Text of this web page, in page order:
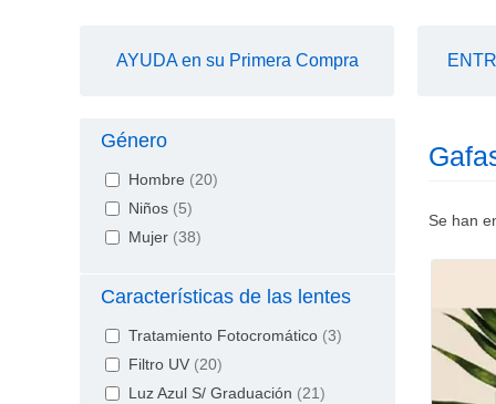
AYUDA en su Primera Compra
Género
Hombre (20)
Niños (5)
Mujer (38)
Características de las lentes
Tratamiento Fotocromático (3)
Filtro UV (20)
Luz Azul S/ Graduación (21)
Se han